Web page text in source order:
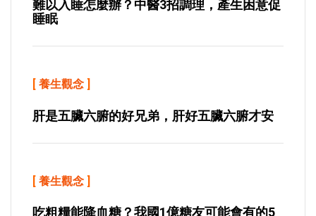
難以入睡怎麼辦？中醫3招調理，產生困意促
睡眠
[ 養生觀念 ]
肝是五臟六腑的好兄弟，肝好五臟六腑才安
[ 養生觀念 ]
吃粗糧能降血糖？我國1億糖友可能會有的5